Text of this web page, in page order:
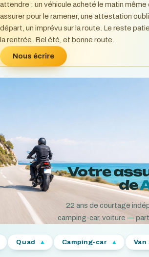
attendre : un véhicule acheté le matin même
assurer pour le ramener, une attestation
départ, un imprévu sur la route. Le reste
la rentrée. Bel été, et bonne route.
Nous écrire
Votre
de
22 ans de courtage
camping-car, voiture —
Camping-car Van aménagé